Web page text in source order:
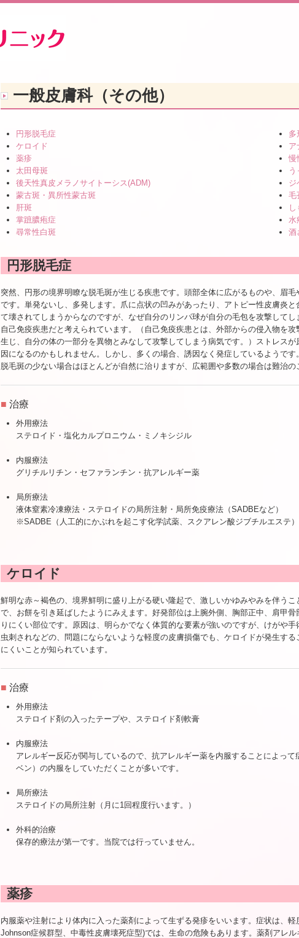
一般皮膚科（その他）
円形脱毛症
ケロイド
薬疹
太田母斑
後天性真皮メラノサイトーシス(ADM)
蒙古斑・異所性蒙古斑
肝斑
掌蹠膿疱症
尋常性白斑
多
ア
慢
う
ジ
毛
し
水
酒
円形脱毛症
突然、円形の境界明瞭な脱毛斑が生じる疾患です。頭部全体に広がるものや、眉
です。単発ないし、多発します。爪に点状の凹みがあったり、アトピー性皮膚炎
て壊されてしまうからなのですが、なぜ自分のリンパ球が自分の毛包を攻撃して
自己免疫疾患だと考えられています。（自己免疫疾患とは、外部からの侵入物を
生じ、自分の体の一部分を異物とみなして攻撃してしまう病気です。）ストレス
因になるのかもしれません。しかし、多くの場合、誘因なく発症しているようで
脱毛斑の少ない場合はほとんどが自然に治りますが、広範囲や多数の場合は難治の
■ 治療
外用療法
ステロイド・塩化カルプロニウム・ミノキシジル
内服療法
グリチルリチン・セファランチン・抗アレルギー薬
局所療法
液体窒素冷凍療法・ステロイドの局所注射・局所免疫療法（SADBEなど）
※SADBE（人工的にかぶれを起こす化学試薬、スクアレン酸ジブチルエステ）
ケロイド
鮮明な赤～褐色の、境界鮮明に盛り上がる硬い隆起で、激しいかゆみやみを伴う
で、お餅を引き延ばしたようにみえます。好発部位は上腕外側、胸部正中、肩甲
りにくい部位です。原因は、明らかでなく体質的な要素が強いのですが、けがや
虫刺されなどの、問題にならないような軽度の皮膚損傷でも、ケロイドが発生す
にくいことが知られています。
■ 治療
外用療法
ステロイド剤の入ったテープや、ステロイド剤軟膏
内服療法
アレルギー反応が関与しているので、抗アレルギー薬を内服することによっ
ベン）の内服をしていただくことが多いです。
局所療法
ステロイドの局所注射（月に1回程度行います。）
外科的治療
保存的療法が第一です。当院では行っていません。
薬疹
内服薬や注射により体内に入った薬剤によって生ずる発疹をいいます。症状は、
Johnson症候群型、中毒性皮膚壊死症型)では、生命の危険もあります。薬剤アレ